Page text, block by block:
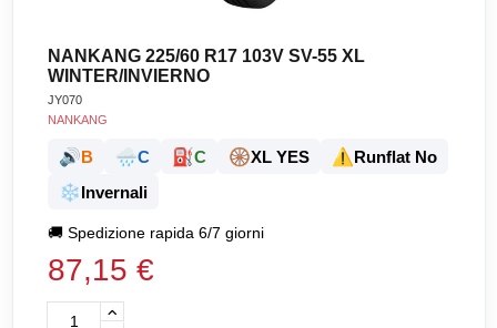
NANKANG 225/60 R17 103V SV-55 XL
WINTER/INVIERNO
JY070
NANKANG
🔊B 🌧️C ⛽C 🛞XL YES ⚠️Runflat No
❄️Invernali
🚚Spedizione rapida 6/7 giorni
87,15 €